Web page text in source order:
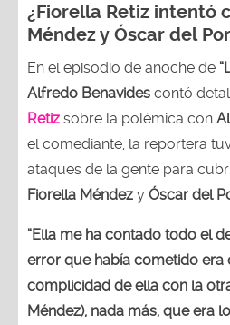
¿Fiorella Retiz intentó
Méndez y Óscar del
En el episodio de anoche de
Alfredo Benavides contó
Retiz sobre la polémica con
el comediante, la reportera
ataques de la gente para
Fiorella Méndez y Óscar del
“Ella me ha contado todo el
error que había cometido era
complicidad de ella con la
Méndez), nada más, que era